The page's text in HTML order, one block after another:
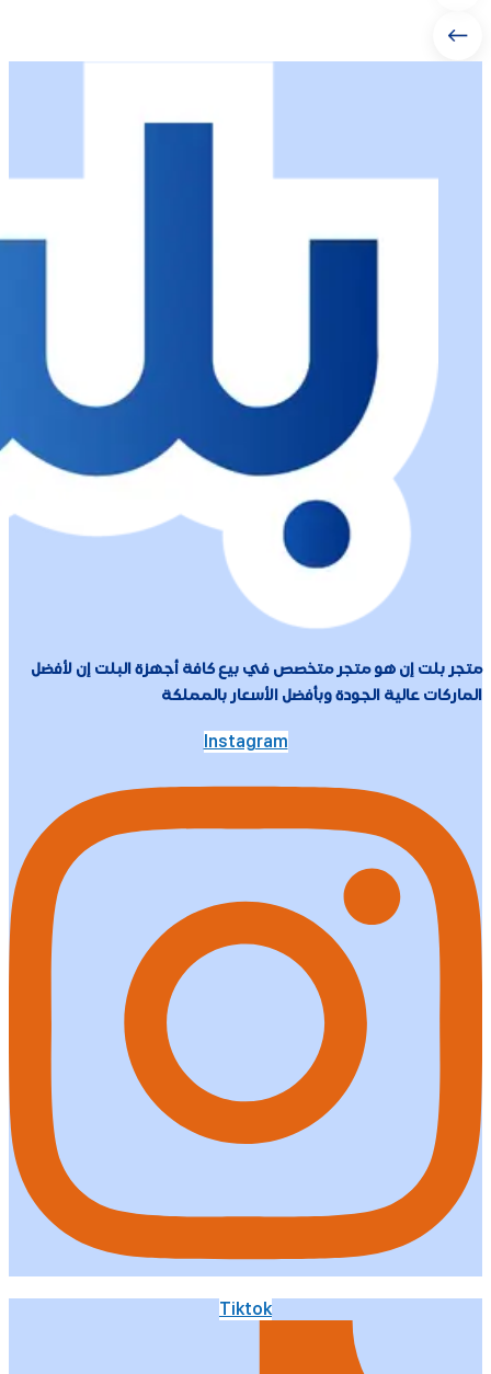
متجر بلت إن هو متجر متخصص في بيع كافة أجهزة البلت إن لأفضل
الماركات عالية الجودة وبأفضل الأسعار بالمملكة
Instagram
Tiktok